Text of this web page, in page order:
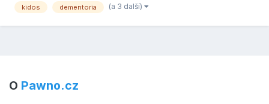
zbytočne spamovať s otázkami, použite google. Krok č....
kidos dementoria (a 3 další)
O Pawno.cz